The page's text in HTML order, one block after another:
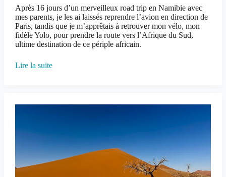
Après 16 jours d’un merveilleux road trip en Namibie avec
mes parents, je les ai laissés reprendre l’avion en direction de
Paris, tandis que je m’apprêtais à retrouver mon vélo, mon
fidèle Yolo, pour prendre la route vers l’Afrique du Sud,
ultime destination de ce périple africain.
Lire la suite